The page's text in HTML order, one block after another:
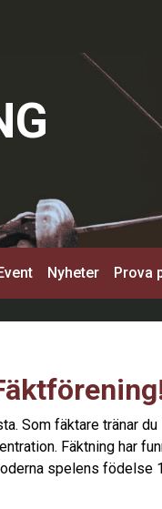
Nyheter Prova
Som fäktare tränar du
Fäktning har
spelens födelse